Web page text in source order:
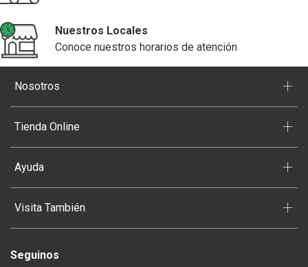
Nuestros Locales
Conoce nuestros horarios de atención
Nosotros +
Tienda Online +
Ayuda +
Visita También +
Seguinos